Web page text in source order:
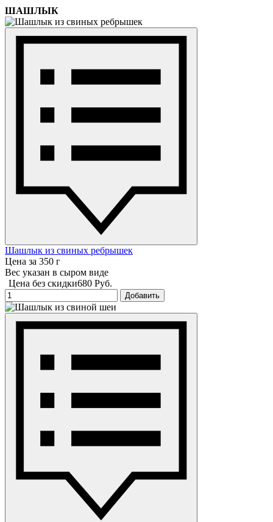
ШАШЛЫК
Шашлык из свиных ребрышек
Цена за 350 г
Вес указан в сыром виде
Цена без скидки680 Руб.
Добавить